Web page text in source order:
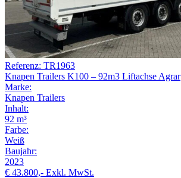
Referenz: TR1963
Knapen Trailers K100 – 92m3 Liftachse Agrar
Marke:
Knapen Trailers
Inhalt:
92 m³
Farbe:
Weiß
Baujahr:
2023
€ 43.800,- Exkl. MwSt.